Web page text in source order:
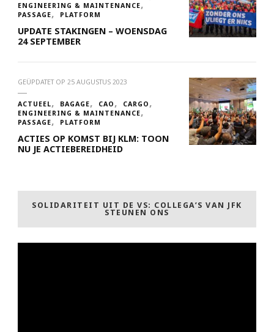
ENGINEERING & MAINTENANCE
PASSAGE
PLATFORM
UPDATE STAKINGEN – WOENSDAG
24 SEPTEMBER
GEÜPDATET OP 25 AUGUSTUS 2023
ACTUEEL BAGAGE CAO
CARGO
ENGINEERING & MAINTENANCE
PASSAGE
PLATFORM
ACTIES OP KOMST BIJ KLM: TOON
NU JE ACTIEBEREIDHEID
SOLIDARITEIT UIT DE VS: COLLEGA’S VAN JFK
STEUNEN ONS